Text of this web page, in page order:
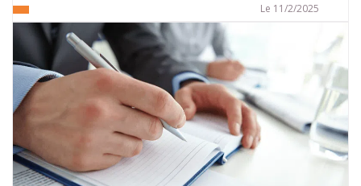
et apportait de nombreuses évolutions dans la
prise en compte du handicap et la recherche
d’une société inclusive. Cette volonté était
confortée, en 2010, par la ratification de la
convention relative aux droits des personnes
handicapées, par la France, qui réaffirme les
droits humains issus des textes de la
Déclaration universelle des droits de l’homme et
interdit les discriminations fondées sur le
handicap.
Le 11/2/2025